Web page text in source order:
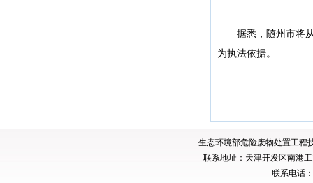
据悉，随州市将从4
为执法依据。
生态环境部危险废物处置工
联系地址：天津开发区南港
联系电话